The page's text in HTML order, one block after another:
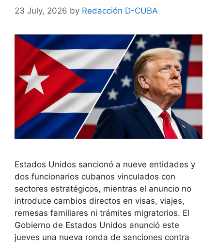
23 July, 2026 by Redacción D-CUBA
Estados Unidos sancionó a nueve entidades y
dos funcionarios cubanos vinculados con
sectores estratégicos, mientras el anuncio no
introduce cambios directos en visas, viajes,
remesas familiares ni trámites migratorios. El
Gobierno de Estados Unidos anunció este
jueves una nueva ronda de sanciones contra